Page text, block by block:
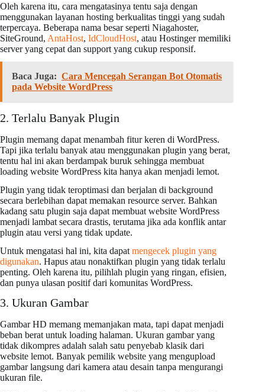
Oleh karena itu, cara mengatasinya tentu saja dengan
menggunakan layanan hosting berkualitas tinggi yang sudah
terpercaya. Beberapa nama besar seperti Niagahoster,
SiteGround, AntaHost, IdCloudHost, atau Hostinger memiliki
server yang cepat dan support yang cukup responsif.
Baca Juga: Cara Mencegah Serangan Bot Otomatis
pada Website WordPress
2. Terlalu Banyak Plugin
Plugin memang dapat menambah fitur keren di WordPress.
Tapi jika terlalu banyak atau menggunakan plugin yang berat,
tentu hal ini akan berdampak buruk sehingga membuat
loading website WordPress kita hanya akan menjadi lemot.
Plugin yang tidak teroptimasi dan berjalan di background
secara berlebihan dapat memakan resource server. Bahkan
kadang satu plugin saja dapat membuat website WordPress
menjadi lambat secara drastis, terutama jika ada konflik antar
plugin atau versi yang tidak update.
Untuk mengatasi hal ini, kita dapat mengecek plugin yang
digunakan. Hapus atau nonaktifkan plugin yang tidak terlalu
penting. Oleh karena itu, pilihlah plugin yang ringan, efisien,
dan punya ulasan positif dari komunitas WordPress.
3. Ukuran Gambar
Gambar HD memang memanjakan mata, tapi dapat menjadi
beban berat untuk loading halaman. Ukuran gambar yang
tidak dikompres adalah salah satu penyebab klasik dari
website lemot. Banyak pemilik website yang mengupload
gambar langsung dari kamera atau desain tanpa mengurangi
ukuran file.